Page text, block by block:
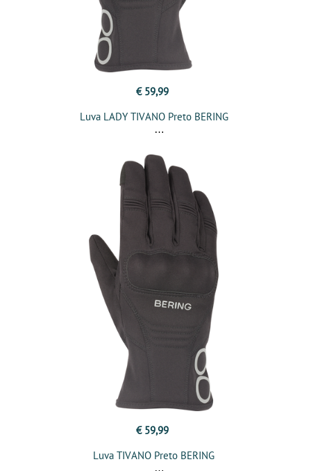
€ 59,99
Luva LADY TIVANO Preto BERING
€ 59,99
Luva TIVANO Preto BERING